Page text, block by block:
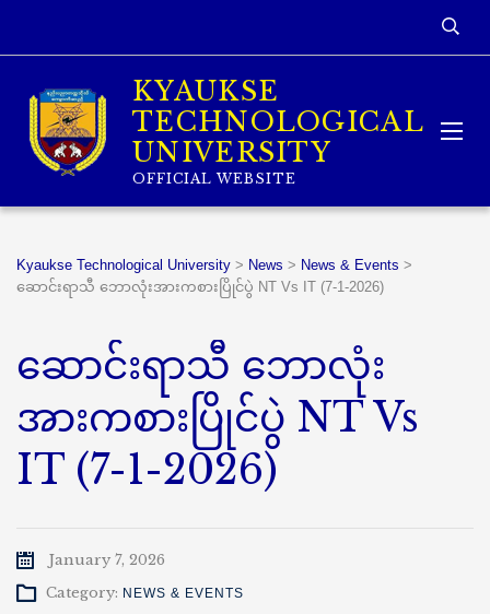
KYAUKSE
TECHNOLOGICAL
UNIVERSITY
OFFICIAL WEBSITE
Kyaukse Technological University > News > News & Events >
ဆောင်းရာသီ ဘောလုံးအားကစားပြိုင်ပွဲ NT Vs IT (7-1-2026)
ဆောင်းရာသီ ဘောလုံး
အားကစားပြိုင်ပွဲ NT Vs
IT (7-1-2026)
January 7, 2026
Category: NEWS & EVENTS